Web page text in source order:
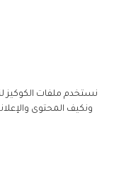
نستخدم ملفات الكوكيز
ونكيف المحتوى